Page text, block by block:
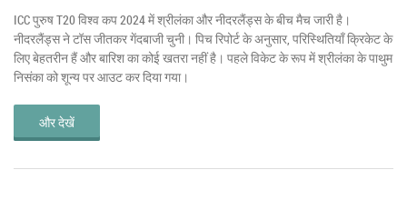
ICC पुरुष T20 विश्व कप 2024 में श्रीलंका और नीदरलैंड्स के बीच मैच जारी है।
नीदरलैंड्स ने टॉस जीतकर गेंदबाजी चुनी। पिच रिपोर्ट के अनुसार, परिस्थितियाँ क्रिकेट के
लिए बेहतरीन हैं और बारिश का कोई खतरा नहीं है। पहले विकेट के रूप में श्रीलंका के पाथुम
निसंका को शून्य पर आउट कर दिया गया।
और देखें